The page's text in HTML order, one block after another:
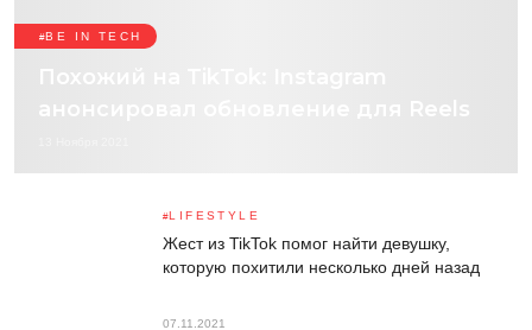
BE IN TECH
Похожий на TikTok: Instagram
анонсировал обновление для Reels
LIFESTYLE
Жест из TikTok помог найти девушку,
которую похитили несколько дней назад
07.11.2021